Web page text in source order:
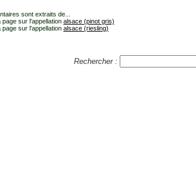
sont extraits de...
page sur l'appellation alsace (pinot gris)
page sur l'appellation alsace (riesling)
Rechercher :